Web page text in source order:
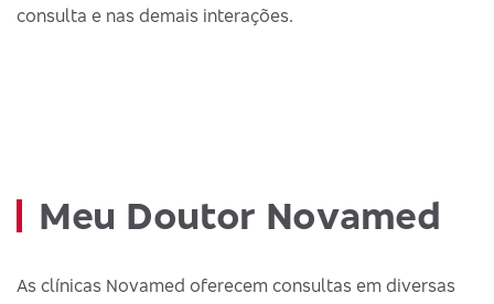
consulta e nas demais interações.
Meu Doutor Novamed
As clínicas Novamed oferecem consultas em diversas